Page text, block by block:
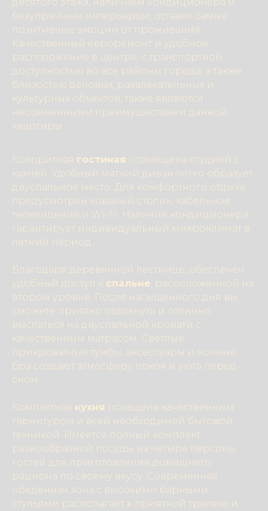
безупречным интерьером, оставит самые
позитивные эмоции от проживания.
Качественный евроремонт и удобное
расположение в центре, с транспортной
доступностью во все районы города, а также
близостью деловых, развлекательных и
культурных объектов, также являются
несомненными преимуществами данной
квартиры.
Колоритная гостиная совмещена студией с
кухней. Удобный мягкий диван легко образует
двуспальное место. Для комфортного отдыха
предусмотрен кованый столик, кабельное
телевидение и Wi-Fi. Наличие кондиционера
гарантирует индивидуальный микроклимат в
летний период..
Благодаря деревянной лестнице, обеспечен
удобный доступ к спальне, расположенной на
втором уровне. После насыщенного дня вы
сможете приятно отдохнуть и отлично
выспаться на двуспальной кровати с
качественным матрасом. Светлые
прикроватные тумбы, аксессуары и ночные
бра создают атмосферу покоя и уюта перед
сном.
Компактная кухня оснащена качественным
гарнитуром и всей необходимой бытовой
техникой. Имеется полный комплект
разнообразной посуды на четыре персоны
гостей для приготовления домашнего
рациона по своему вкусу. Современная
обеденная зона с высокими барными
стульями располагает к приятной трапезе и